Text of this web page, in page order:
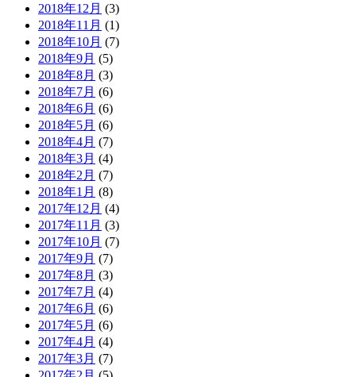
2018年12月 (3)
2018年11月 (1)
2018年10月 (7)
2018年9月 (5)
2018年8月 (3)
2018年7月 (6)
2018年6月 (6)
2018年5月 (6)
2018年4月 (7)
2018年3月 (4)
2018年2月 (7)
2018年1月 (8)
2017年12月 (4)
2017年11月 (3)
2017年10月 (7)
2017年9月 (7)
2017年8月 (3)
2017年7月 (4)
2017年6月 (6)
2017年5月 (6)
2017年4月 (4)
2017年3月 (7)